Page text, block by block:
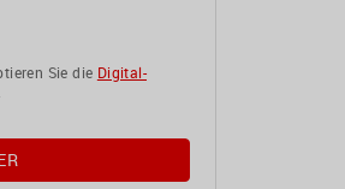
Sie die Digital-